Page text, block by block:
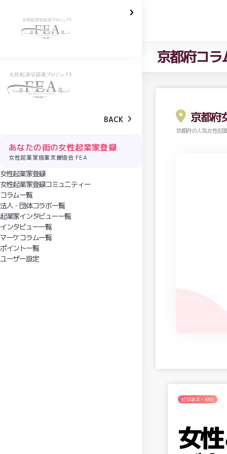
BACK
あなたの街の女性起業家登録
女性起業家協業支援協会 FEA
女性起業家登録
女性起業家登録コミュニティー
コラム一覧
法人・団体コラボ一覧
起業家インタビュー一覧
インタビュー一覧
マーケコラム一覧
ポイント一覧
ユーザー設定
京都府コラ
京都府
京都府の人気女性起
ビジネス・SNS
女